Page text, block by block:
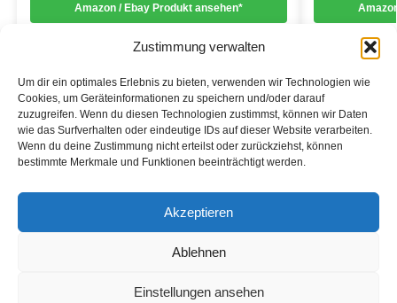
Zustimmung verwalten
Um dir ein optimales Erlebnis zu bieten, verwenden wir Technologien wie
Cookies, um Geräteinformationen zu speichern und/oder darauf
zuzugreifen. Wenn du diesen Technologien zustimmst, können wir Daten
wie das Surfverhalten oder eindeutige IDs auf dieser Website verarbeiten.
Wenn du deine Zustimmung nicht erteilst oder zurückziehst, können
bestimmte Merkmale und Funktionen beeinträchtigt werden.
Akzeptieren
Ablehnen
Einstellungen ansehen
Amazon / Ebay Produkt ansehen*
Informationen
Datenschutzerklärung